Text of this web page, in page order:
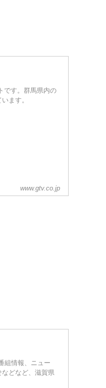
です。群馬県内の
ます。
www.gtv.co.jp
組情報、ニュー
どなど、滋賀県